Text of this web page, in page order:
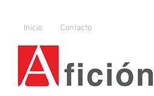
Inicio Contacto